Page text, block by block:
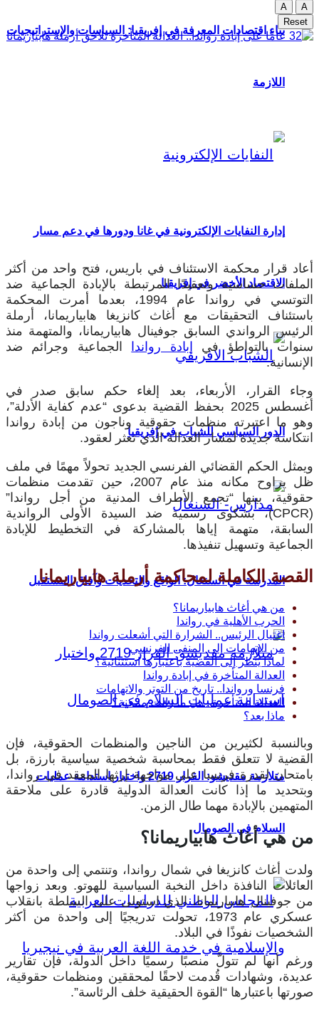
بناء اقتصادات المعرفة في إفريقيا: السياسات والإستراتيجيات
اللازمة
إدارة النفايات الإلكترونية في غانا ودورها في دعم مسار
الاقتصاد الأخضر في إفريقيا
الدور السياسي للشباب في إفريقيا
المدرسة في السنغال: الواقع والتحديات وآفاق المستقبل
متلازمة مقديشو: القرار 2719 واختبار استدامة عمليات
السلام في الصومال
A
A
Reset
أعاد قرار محكمة الاستئناف في باريس، فتح واحد من أكثر
الملفات حساسية وتعقيدًا المرتبطة بالإبادة الجماعية ضد
التوتسي في رواندا عام 1994، بعدما أمرت المحكمة
باستئناف التحقيقات مع أغاث كانزيغا هابياريمانا، أرملة
الرئيس الرواندي السابق جوفينال هابياريمانا، والمتهمة منذ
سنوات بالتواطؤ في إبادة رواندا الجماعية وجرائم ضد
الإنسانية.
وجاء القرار، الأربعاء، بعد إلغاء حكم سابق صدر في
أغسطس 2025 بحفظ القضية بدعوى “عدم كفاية الأدلة”،
وهو ما اعتبرته منظمات حقوقية وناجون من إبادة رواندا
انتكاسة جديدة لمسار العدالة الذي تعثر لعقود.
ويمثل الحكم القضائي الفرنسي الجديد تحولاً مهمًا في ملف
ظل يراوح مكانه منذ عام 2007، حين تقدمت منظمات
حقوقية، بينها “تجمع الأطراف المدنية من أجل رواندا”
(CPCR)، بشكوى رسمية ضد السيدة الأولى الرواندية
السابقة، متهمة إياها بالمشاركة في التخطيط للإبادة
الجماعية وتسهيل تنفيذها.
القصة الكاملة لمحاكمة أرملة هابياريمانا
من هي أغاث هابياريمانا؟
الحرب الأهلية في رواندا
اغتيال الرئيس.. الشرارة التي أشعلت رواندا
من الاتهامات إلى المنفى الفرنسي
لماذا يُنظر إلى القضية باعتبارها استثنائية؟
العدالة المتأخرة في إبادة رواندا
فرنسا ورواندا.. تاريخ من التوتر والاتهامات
العدالة المتأخرة.. هل ما زالت ممكنة؟
ماذا بعد؟
وبالنسبة لكثيرين من الناجين والمنظمات الحقوقية، فإن
القضية لا تتعلق فقط بمحاسبة شخصية سياسية بارزة، بل
بامتحان لقدرة فرنسا على مواجهة إرثها المعقد في رواندا،
وبتحديد ما إذا كانت العدالة الدولية قادرة على ملاحقة
المتهمين بالإبادة مهما طال الزمن.
من هي أغاث هابياريمانا؟
ولدت أغاث كانزيغا في شمال رواندا، وتنتمي إلى واحدة من
العائلات النافذة داخل النخبة السياسية للهوتو. وبعد زواجها
من جوفينال هابياريمانا، الذي استولى على السلطة بانقلاب
عسكري عام 1973، تحولت تدريجيًا إلى واحدة من أكثر
الشخصيات نفوذًا في البلاد.
ورغم أنها لم تتولَّ منصبًا رسميًا داخل الدولة، فإن تقارير
عديدة، وشهادات قُدمت لاحقًا لمحققين ومنظمات حقوقية،
صورتها باعتبارها “القوة الحقيقية خلف الرئاسة”.